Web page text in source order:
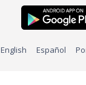
English Español